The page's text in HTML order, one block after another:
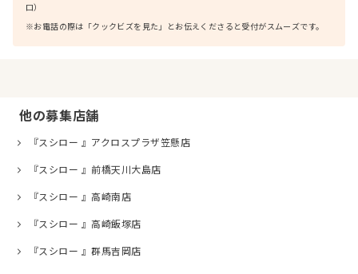
口）
※お電話の際は「クックビズを見た」とお伝えくださると受付がスムーズです。
他の募集店舗
『スシロー 』アクロスプラザ笠懸店
『スシロー 』前橋天川大島店
『スシロー 』高崎南店
『スシロー 』高崎飯塚店
『スシロー 』群馬吉岡店